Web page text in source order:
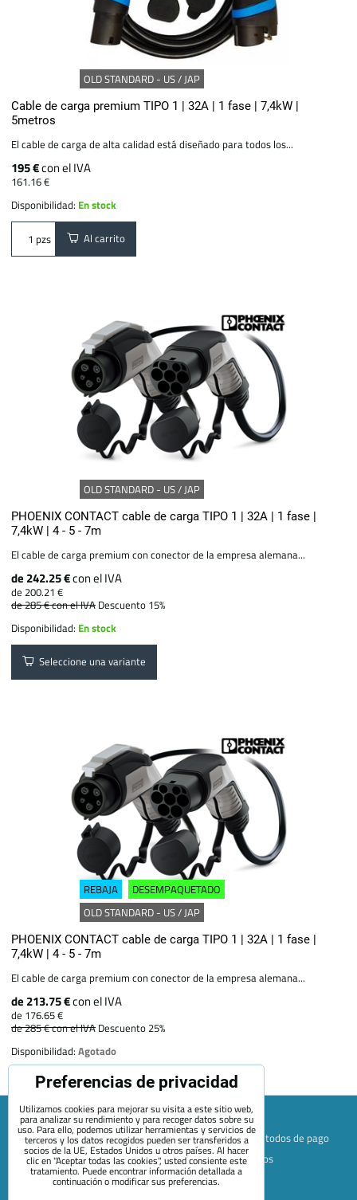
OLD STANDARD - US / JAP
Cable de carga premium TIPO 1 | 32A | 1 fase | 7,4kW |
5metros
El cable de carga de alta calidad está diseñado para todos los...
195 €con el IVA
161.16 €
Disponibilidad: En stock
pzs Al carrito
OLD STANDARD - US / JAP
PHOENIX CONTACT cable de carga TIPO 1 | 32A | 1 fase |
7,4kW | 4 - 5 - 7m
El cable de carga premium con conector de la empresa alemana...
de 242.25 €con el IVA
de 200.21 €
de 285 €con el IVA Descuento 15%
Disponibilidad: En stock
Seleccione una variante
REBAJA
DESEMPAQUETADO
OLD STANDARD - US / JAP
PHOENIX CONTACT cable de carga TIPO 1 | 32A | 1 fase |
7,4kW | 4 - 5 - 7m
El cable de carga premium con conector de la empresa alemana...
de 213.75 €con el IVA
de 176.65 €
de 285 €con el IVA Descuento 25%
Disponibilidad:Agotado
Mapa de la página web Términos y condiciones
Métodos de pago
Envío y devolución
+420 722 689 252
Quiénes somos
Contacto
Blog
Preferencias de privacidad
Utilizamos cookies para mejorar su visita a este sitio web,
para analizar su rendimiento y para recoger datos sobre su
uso. Para ello, podemos utilizar herramientas y servicios de
terceros y los datos recogidos pueden ser transferidos a
socios de la UE, Estados Unidos u otros países. Al hacer
clic en "Aceptar todas las cookies", usted consiente este
tratamiento. Puede encontrar información detallada a
continuación o modificar sus preferencias.